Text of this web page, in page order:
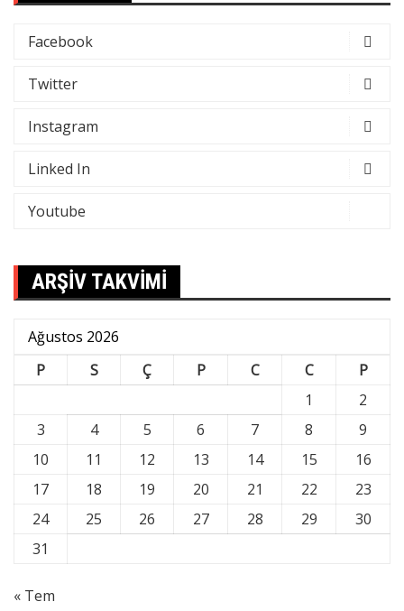
Facebook
Twitter
Instagram
Linked In
Youtube
ARŞİV TAKVİMİ
Ağustos 2026
P
S Ç P C C
P
1
2
3
4 5 6 7 8
9
10
11 12 13 14 15
16
17
18 19 20 21 22
23
24
25 26 27 28 29
30
31
« Tem